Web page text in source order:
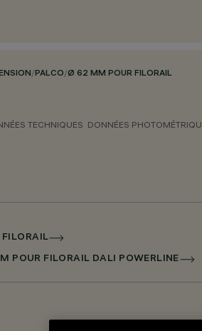
/PALCO/Ø 62 MM POUR FILORAIL
TECHNIQUES DONNÉES
POUR FILORAIL DALI POWERLINE